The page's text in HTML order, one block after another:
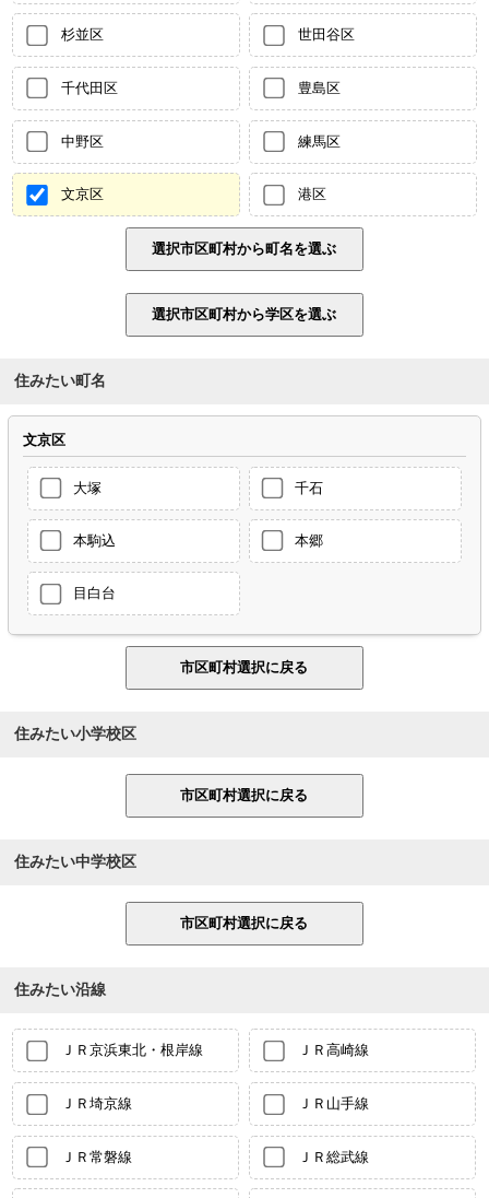
杉並区 世田谷区
千代田区 豊島区
中野区 練馬区
文京区 港区
住みたい町名
文京区
大塚 千石
本駒込 本郷
目白台
住みたい小学校区
住みたい中学校区
住みたい沿線
ＪＲ京浜東北・根岸線 ＪＲ高崎線
ＪＲ埼京線 ＪＲ山手線
ＪＲ常磐線 ＪＲ総武線